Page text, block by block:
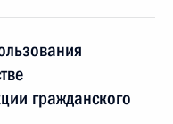
гражданского